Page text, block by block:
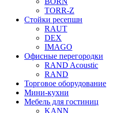
TORR-Z
Стойки ресепшн
RAUT
DEX
IMAGO
Офисные перегородки
RAND Acoustic
RAND
Торговое оборудование
Мини-кухни
Мебель для гостиниц
KANN